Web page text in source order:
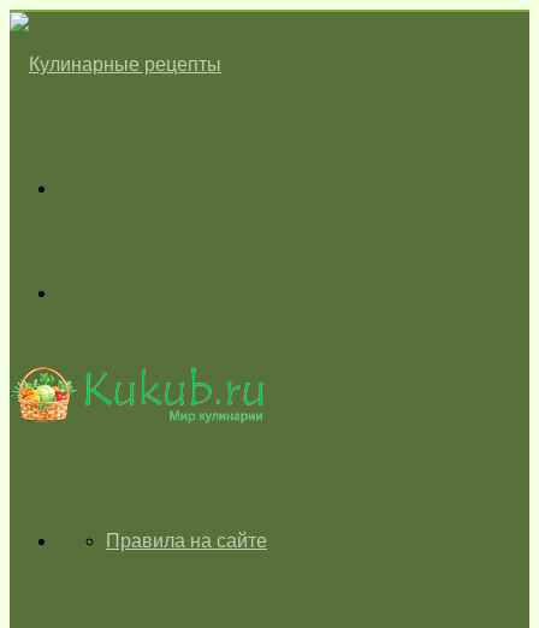
skin
ГЛАВНАЯПравила на сайте